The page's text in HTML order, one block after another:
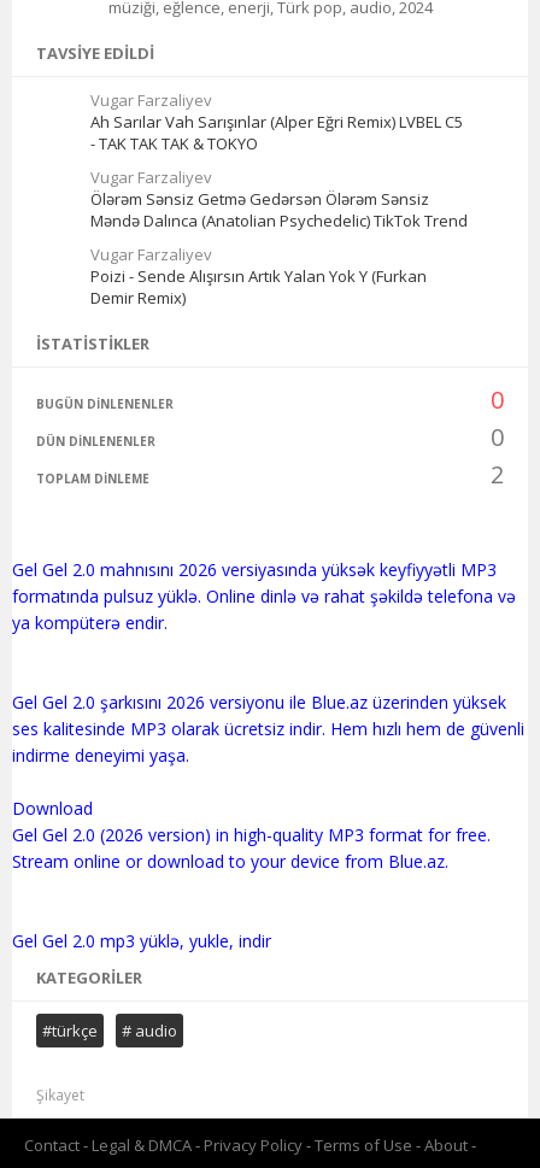
müziği, eğlence, enerji, Türk pop, audio, 2024
TAVSIYE EDILDI
Vugar Farzaliyev
Ah Sarılar Vah Sarışınlar (Alper Eğri Remix) LVBEL C5
- TAK TAK TAK & TOKYO
Vugar Farzaliyev
Ölərəm Sənsiz Getmə Gedərsən Ölərəm Sənsiz
Məndə Dalınca (Anatolian Psychedelic) TikTok Trend
Vugar Farzaliyev
Poizi - Sende Alışırsın Artık Yalan Yok Y (Furkan
Demir Remix)
İSTATISTIKLER
BUGÜN DINLENENLER 0
DÜN DINLENENLER 0
TOPLAM DINLEME 2
Gel Gel 2.0 mahnısını 2026 versiyasında yüksək keyfiyyətli MP3
formatında pulsuz yüklə. Online dinlə və rahat şəkildə telefona və
ya kompüterə endir.
Gel Gel 2.0 şarkısını 2026 versiyonu ile Blue.az üzerinden yüksek
ses kalitesinde MP3 olarak ücretsiz indir. Hem hızlı hem de güvenli
indirme deneyimi yaşa.
Download
Gel Gel 2.0 (2026 version) in high-quality MP3 format for free.
Stream online or download to your device from Blue.az.
KATEGORILER
#türkçe # audio
Şikayet
Contact Legal & DMCA Privacy Policy Terms of Use
About